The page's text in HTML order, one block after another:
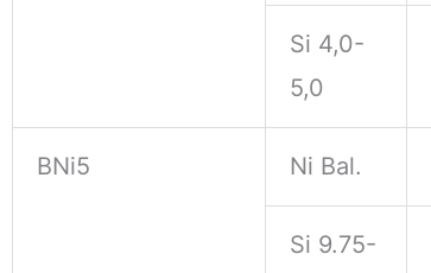
Si 4,0-
5,0
BNi5 Ni Bal.
Si 9.75-